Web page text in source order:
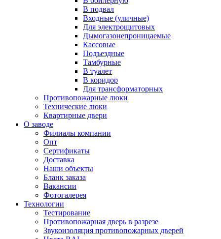
В подвал
Входные (уличные)
Для электрощитовых
Дымогазонепроницаемые
Кассовые
Подъездные
Тамбурные
В туалет
В коридор
Для трансформаторных
Противопожарные люки
Технические люки
Квартирные двери
О заводе
Филиалы компании
Опт
Сертификаты
Доставка
Наши объекты
Бланк заказа
Вакансии
Фотогалерея
Технологии
Тестирование
Противопожарная дверь в разрезе
Звукоизоляция противопожарных дверей